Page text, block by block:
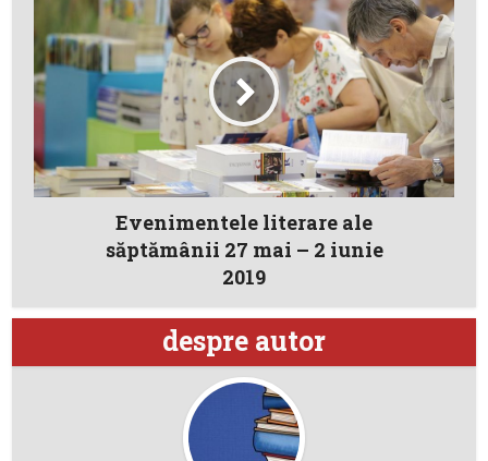
Evenimentele literare ale
săptămânii 27 mai – 2 iunie
2019
despre autor